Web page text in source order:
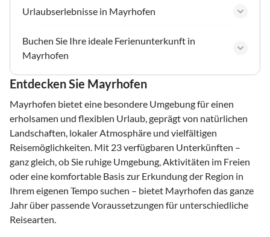
Urlaubserlebnisse in Mayrhofen
Buchen Sie Ihre ideale Ferienunterkunft in
Mayrhofen
Entdecken Sie Mayrhofen
Mayrhofen bietet eine besondere Umgebung für einen
erholsamen und flexiblen Urlaub, geprägt von natürlichen
Landschaften, lokaler Atmosphäre und vielfältigen
Reisemöglichkeiten. Mit 23 verfügbaren Unterkünften –
ganz gleich, ob Sie ruhige Umgebung, Aktivitäten im Freien
oder eine komfortable Basis zur Erkundung der Region in
Ihrem eigenen Tempo suchen – bietet Mayrhofen das ganze
Jahr über passende Voraussetzungen für unterschiedliche
Reisearten.